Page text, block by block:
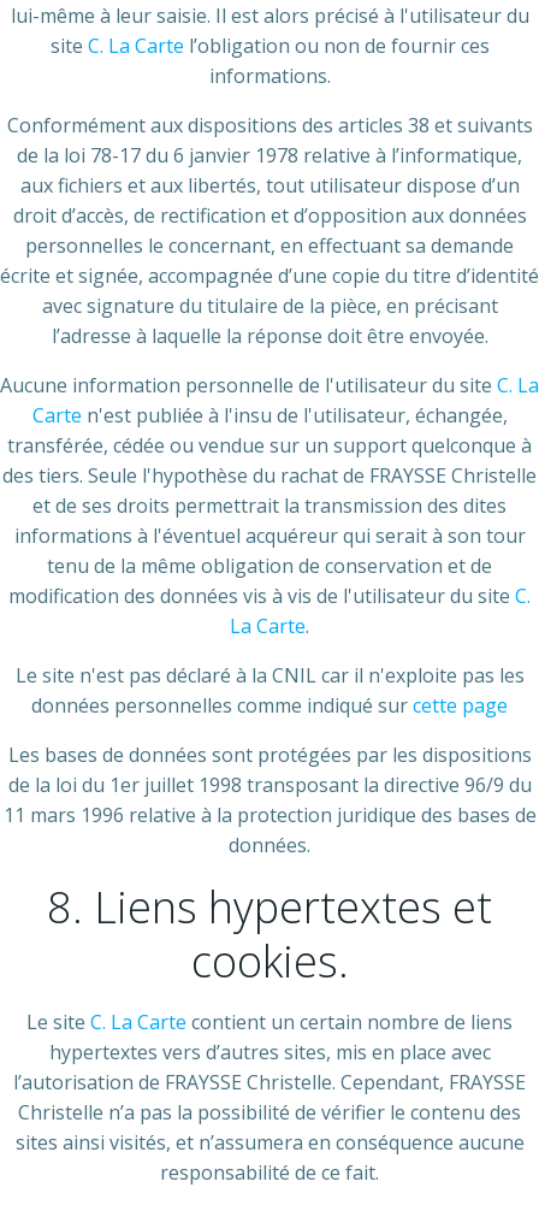
lui-même à leur saisie. Il est alors précisé à l'utilisateur du
site C. La Carte l’obligation ou non de fournir ces
informations.
Conformément aux dispositions des articles 38 et suivants
de la loi 78-17 du 6 janvier 1978 relative à l’informatique,
aux fichiers et aux libertés, tout utilisateur dispose d’un
droit d’accès, de rectification et d’opposition aux données
personnelles le concernant, en effectuant sa demande
écrite et signée, accompagnée d’une copie du titre d’identité
avec signature du titulaire de la pièce, en précisant
l’adresse à laquelle la réponse doit être envoyée.
Aucune information personnelle de l'utilisateur du site C. La
Carte n'est publiée à l'insu de l'utilisateur, échangée,
transférée, cédée ou vendue sur un support quelconque à
des tiers. Seule l'hypothèse du rachat de FRAYSSE Christelle
et de ses droits permettrait la transmission des dites
informations à l'éventuel acquéreur qui serait à son tour
tenu de la même obligation de conservation et de
modification des données vis à vis de l'utilisateur du site C.
La Carte.
Le site n'est pas déclaré à la CNIL car il n'exploite pas les
données personnelles comme indiqué surcette page
Les bases de données sont protégées par les dispositions
de la loi du 1er juillet 1998 transposant la directive 96/9 du
11 mars 1996 relative à la protection juridique des bases de
données.
8. Liens hypertextes et
cookies.
Le site C. La Carte contient un certain nombre de liens
hypertextes vers d’autres sites, mis en place avec
l’autorisation de FRAYSSE Christelle. Cependant, FRAYSSE
Christelle n’a pas la possibilité de vérifier le contenu des
sites ainsi visités, et n’assumera en conséquence aucune
responsabilité de ce fait.